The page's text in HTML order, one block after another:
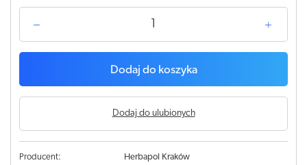
Dodaj do koszyka
Dodaj do ulubionych
Producent:
Herbapol Kraków